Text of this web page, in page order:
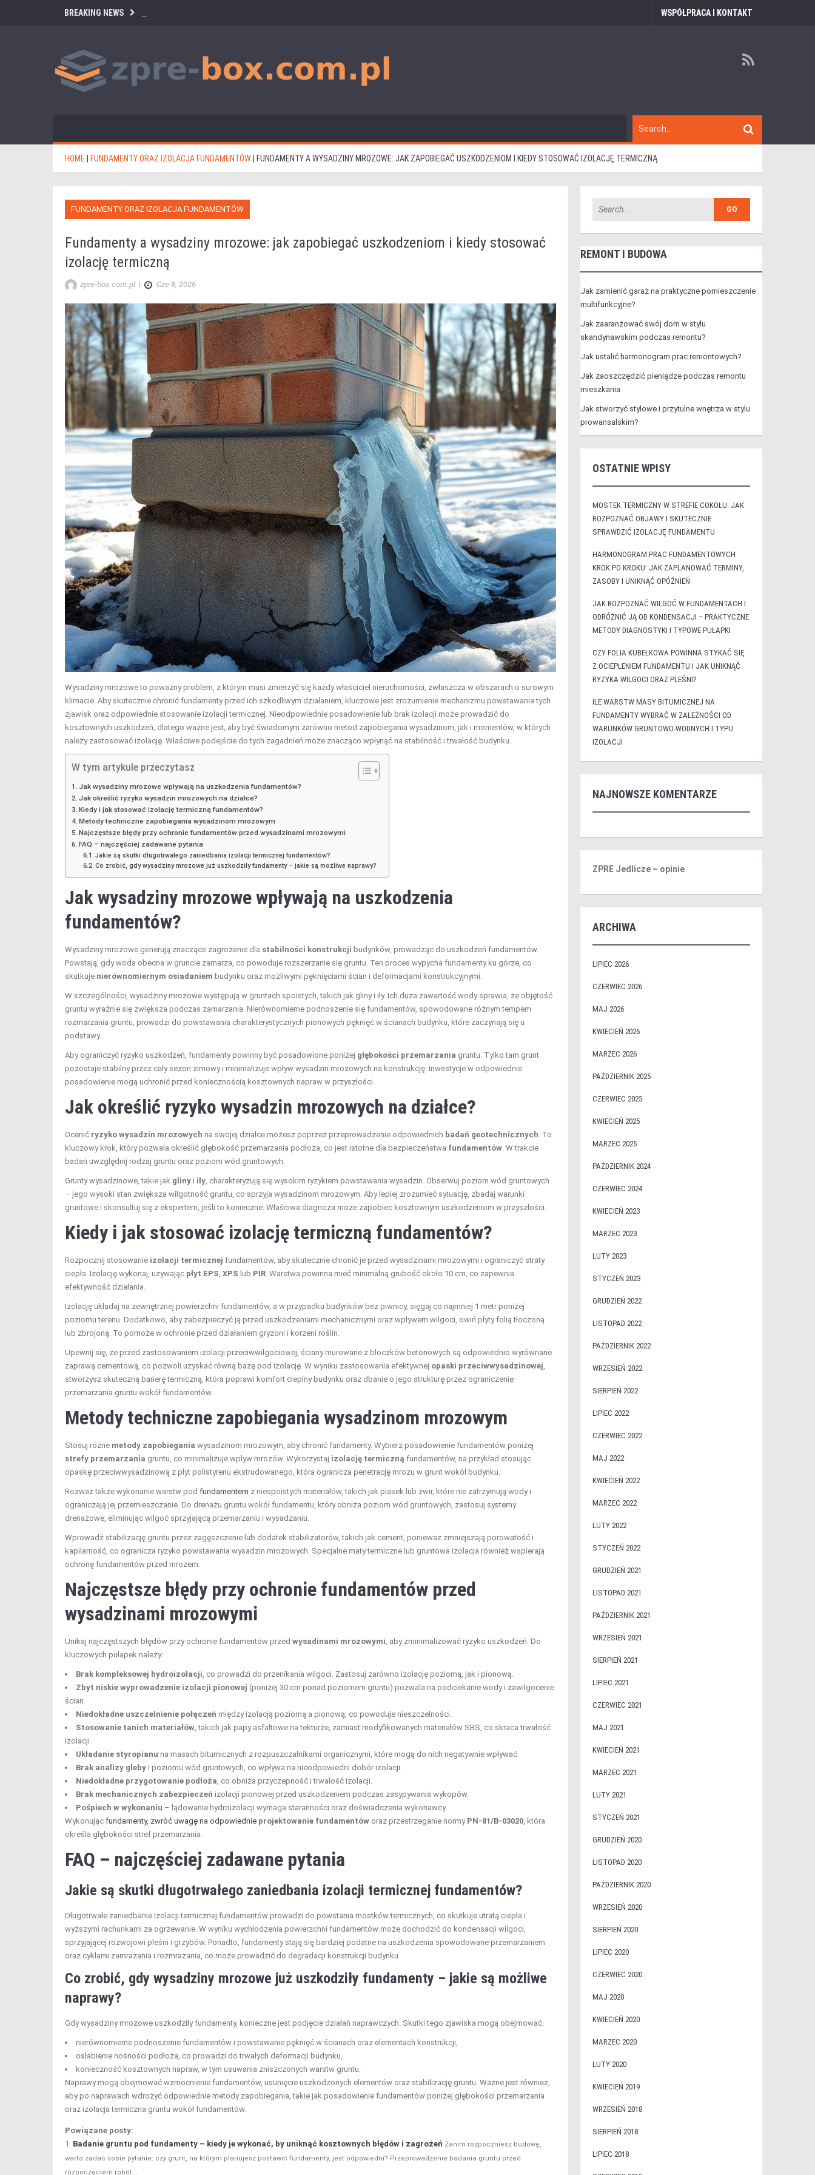
BREAKING NEWS WSPÓŁPRACA I KONTAKT
HOME FUNDAMENTY ORAZ IZOLACJA FUNDAMENTÓW FUNDAMENTY A WYSADZINY MROZOWE: JAK ZAPOBIEGAĆ USZKODZENIOM I KIEDY STOSOWAĆ IZOLACJĘ TERMICZNĄ
FUNDAMENTY ORAZ IZOLACJA FUNDAMENTÓW
Fundamenty a wysadziny mrozowe: jak zapobiegać uszkodzeniom i kiedy stosować
izolację termiczną
zpre-box.com.pl | Cze 8, 2026
Wysadziny mrozowe to poważny problem, z którym musi zmierzyć się każdy właściciel nieruchomości, zwłaszcza w obszarach o surowym
klimacie. Aby skutecznie chronić fundamenty przed ich szkodliwym działaniem, kluczowe jest zrozumienie mechanizmu powstawania tych
zjawisk oraz odpowiednie stosowanie izolacji termicznej. Nieodpowiednie posadowienie lub brak izolacji może prowadzić do
kosztownych uszkodzeń, dlatego ważne jest, aby być świadomym zarówno metod zapobiegania wysadzinom, jak i momentów, w których
należy zastosować izolację. Właściwe podejście do tych zagadnień może znacząco wpłynąć na stabilność i trwałość budynku.
W tym artykule przeczytasz
Jak wysadziny mrozowe wpływają na uszkodzenia fundamentów?
Jak określić ryzyko wysadzin mrozowych na działce?
Kiedy i jak stosować izolację termiczną fundamentów?
Metody techniczne zapobiegania wysadzinom mrozowym
Najczęstsze błędy przy ochronie fundamentów przed wysadzinami mrozowymi
FAQ – najczęściej zadawane pytania
Jakie są skutki długotrwałego zaniedbania izolacji termicznej fundamentów?
Co zrobić, gdy wysadziny mrozowe już uszkodziły fundamenty – jakie są możliwe naprawy?
Jak wysadziny mrozowe wpływają na uszkodzenia
fundamentów?
Wysadziny mrozowe generują znaczące zagrożenie dla stabilności konstrukcji budynków, prowadząc do uszkodzeń fundamentów.
Powstają, gdy woda obecna w gruncie zamarza, co powoduje rozszerzanie się gruntu. Ten proces wypycha fundamenty ku górze, co
skutkuje nierównomiernym osiadaniem budynku oraz możliwymi pęknięciami ścian i deformacjami konstrukcyjnymi.
W szczególności, wysadziny mrozowe występują w gruntach spoistych, takich jak gliny i iły. Ich duża zawartość wody sprawia, że objętość
gruntu wyraźnie się zwiększa podczas zamarzania. Nierównomierne podnoszenie się fundamentów, spowodowane różnym tempem
rozmarzania gruntu, prowadzi do powstawania charakterystycznych pionowych pęknięć w ścianach budynku, które zaczynają się u
podstawy.
Aby ograniczyć ryzyko uszkodzeń, fundamenty powinny być posadowione poniżej głębokości przemarzania gruntu. Tylko tam grunt
pozostaje stabilny przez cały sezon zimowy i minimalizuje wpływ wysadzin mrozowych na konstrukcję. Inwestycje w odpowiednie
posadowienie mogą uchronić przed koniecznością kosztownych napraw w przyszłości.
Jak określić ryzyko wysadzin mrozowych na działce?
Ocenić ryzyko wysadzin mrozowych na swojej działce możesz poprzez przeprowadzenie odpowiednich badań geotechnicznych. To
kluczowy krok, który pozwala określić głębokość przemarzania podłoża, co jest istotne dla bezpieczeństwa fundamentów. W trakcie
badań uwzględnij rodzaj gruntu oraz poziom wód gruntowych.
Grunty wysadzinowe, takie jak gliny i iły, charakteryzują się wysokim ryzykiem powstawania wysadzin. Obserwuj poziom wód gruntowych
– jego wysoki stan zwiększa wilgotność gruntu, co sprzyja wysadzinom mrozowym. Aby lepiej zrozumieć sytuację, zbadaj warunki
gruntowe i skonsultuj się z ekspertem, jeśli to konieczne. Właściwa diagnoza może zapobiec kosztownym uszkodzeniom w przyszłości.
Kiedy i jak stosować izolację termiczną fundamentów?
Rozpocznij stosowanie izolacji termicznej fundamentów, aby skutecznie chronić je przed wysadzinami mrozowymi i ograniczyć straty
ciepła. Izolację wykonaj, używając płyt EPS, XPS lub PIR. Warstwa powinna mieć minimalną grubość około 10 cm, co zapewnia
efektywność działania.
Izolację układaj na zewnętrznej powierzchni fundamentów, a w przypadku budynków bez piwnicy, sięgaj co najmniej 1 metr poniżej
poziomu terenu. Dodatkowo, aby zabezpieczyć ją przed uszkodzeniami mechanicznymi oraz wpływem wilgoci, owiń płyty folią tłoczoną
lub zbrojoną. To pomoże w ochronie przed działaniem gryzoni i korzeni roślin.
Upewnij się, że przed zastosowaniem izolacji przeciwwilgociowej, ściany murowane z bloczków betonowych są odpowiednio wyrównane
zaprawą cementową, co pozwoli uzyskać równą bazę pod izolację. W wyniku zastosowania efektywnej opaski przeciwwysadzinowej,
stworzysz skuteczną barierę termiczną, która poprawi komfort cieplny budynku oraz dbanie o jego strukturę przez ograniczenie
przemarzania gruntu wokół fundamentów.
Metody techniczne zapobiegania wysadzinom mrozowym
Stosuj różne metody zapobiegania wysadzinom mrozowym, aby chronić fundamenty. Wybierz posadowienie fundamentów poniżej
strefy przemarzania gruntu, co minimalizuje wpływ mrozów. Wykorzystaj izolację termiczną fundamentów, na przykład stosując
opaskę przeciwwysadzinową z płyt polistyrenu ekstrudowanego, która ogranicza penetrację mrozu w grunt wokół budynku.
Rozważ także wykonanie warstw pod fundamentem z niespoistych materiałów, takich jak piasek lub żwir, które nie zatrzymują wody i
ograniczają jej przemieszczanie. Do drenażu gruntu wokół fundamentu, który obniża poziom wód gruntowych, zastosuj systemy
drenażowe, eliminując wilgoć sprzyjającą przemarzaniu i wysadzaniu.
Wprowadź stabilizację gruntu przez zagęszczenie lub dodatek stabilizatorów, takich jak cement, ponieważ zmniejszają porowatość i
kapilarność, co ogranicza ryzyko powstawania wysadzin mrozowych. Specjalne maty termiczne lub gruntowa izolacja również wspierają
ochronę fundamentów przed mrozem.
Najczęstsze błędy przy ochronie fundamentów przed
wysadzinami mrozowymi
Unikaj najczęstszych błędów przy ochronie fundamentów przed wysadinami mrozowymi, aby zminimalizować ryzyko uszkodzeń. Do
kluczowych pułapek należy:
Brak kompleksowej hydroizolacji, co prowadzi do przenikania wilgoci. Zastosuj zarówno izolację poziomą, jak i pionową.
Zbyt niskie wyprowadzenie izolacji pionowej (poniżej 30 cm ponad poziomem gruntu) pozwala na podciekanie wody i zawilgocenie
ścian.
Niedokładne uszczelnienie połączeń między izolacją poziomą a pionową, co powoduje nieszczelności.
Stosowanie tanich materiałów, takich jak papy asfaltowe na tekturze, zamiast modyfikowanych materiałów SBS, co skraca trwałość
izolacji.
Układanie styropianu na masach bitumicznych z rozpuszczalnikami organicznymi, które mogą do nich negatywnie wpływać.
Brak analizy gleby i poziomu wód gruntowych, co wpływa na nieodpowiedni dobór izolacji.
Niedokładne przygotowanie podłoża, co obniża przyczepność i trwałość izolacji.
Brak mechanicznych zabezpieczeń izolacji pionowej przed uszkodzeniem podczas zasypywania wykopów.
Pośpiech w wykonaniu – lądowanie hydroizolacji wymaga staranności oraz doświadczenia wykonawcy.
Wykonując fundamenty, zwróć uwagę na odpowiednie projektowanie fundamentów oraz przestrzeganie normy PN-81/B-03020, która
określa głębokości stref przemarzania.
FAQ – najczęściej zadawane pytania
Jakie są skutki długotrwałego zaniedbania izolacji termicznej fundamentów?
Długotrwałe zaniedbanie izolacji termicznej fundamentów prowadzi do powstania mostków termicznych, co skutkuje utratą ciepła i
wyższymi rachunkami za ogrzewanie. W wyniku wychłodzenia powierzchni fundamentów może dochodzić do kondensacji wilgoci,
sprzyjającej rozwojowi pleśni i grzybów. Ponadto, fundamenty stają się bardziej podatne na uszkodzenia spowodowane przemarzaniem
oraz cyklami zamrażania i rozmrażania, co może prowadzić do degradacji konstrukcji budynku.
Co zrobić, gdy wysadziny mrozowe już uszkodziły fundamenty – jakie są możliwe
naprawy?
Gdy wysadziny mrozowe uszkodziły fundamenty, konieczne jest podjęcie działań naprawczych. Skutki tego zjawiska mogą obejmować:
nierównomierne podnoszenie fundamentów i powstawanie pęknięć w ścianach oraz elementach konstrukcji,
osłabienie nośności podłoża, co prowadzi do trwałych deformacji budynku,
konieczność kosztownych napraw, w tym usuwania zniszczonych warstw gruntu.
Naprawy mogą obejmować wzmocnienie fundamentów, usunięcie uszkodzonych elementów oraz stabilizację gruntu. Ważne jest również,
aby po naprawach wdrożyć odpowiednie metody zapobiegania, takie jak posadowienie fundamentów poniżej głębokości przemarzania
oraz izolacja termiczna gruntu wokół fundamentów.
Powiązane posty:
Badanie gruntu pod fundamenty – kiedy je wykonać, by uniknąć kosztownych błędów i zagrożeń Zanim rozpoczniesz budowę,
warto zadać sobie pytanie: czy grunt, na którym planujesz postawić fundamenty, jest odpowiedni? Przeprowadzenie badania gruntu przed
rozpoczęciem robót...
REMONT I BUDOWA
Jak zamienić garaż na praktyczne pomieszczenie
multifunkcyjne?
Jak zaaranżować swój dom w stylu
skandynawskim podczas remontu?
Jak ustalić harmonogram prac remontowych?
Jak zaoszczędzić pieniądze podczas remontu
mieszkania
Jak stworzyć stylowe i przytulne wnętrza w stylu
prowansalskim?
OSTATNIE WPISY
MOSTEK TERMICZNY W STREFIE COKOŁU: JAK
ROZPOZNAĆ OBJAWY I SKUTECZNIE
SPRAWDZIĆ IZOLACJĘ FUNDAMENTU
HARMONOGRAM PRAC FUNDAMENTOWYCH
KROK PO KROKU: JAK ZAPLANOWAĆ TERMINY,
ZASOBY I UNIKNĄĆ OPÓŹNIEŃ
JAK ROZPOZNAĆ WILGOĆ W FUNDAMENTACH I
ODRÓŻNIĆ JĄ OD KONDENSACJI – PRAKTYCZNE
METODY DIAGNOSTYKI I TYPOWE PUŁAPKI
CZY FOLIA KUBEŁKOWA POWINNA STYKAĆ SIĘ
Z OCIEPLENIEM FUNDAMENTU I JAK UNIKNĄĆ
RYZYKA WILGOCI ORAZ PLEŚNI?
ILE WARSTW MASY BITUMICZNEJ NA
FUNDAMENTY WYBRAĆ W ZALEŻNOŚCI OD
WARUNKÓW GRUNTOWO-WODNYCH I TYPU
IZOLACJI
NAJNOWSZE KOMENTARZE
ZPRE Jedlicze – opinie
ARCHIWA
LIPIEC 2026
CZERWIEC 2026
MAJ 2026
KWIECIEŃ 2026
MARZEC 2026
PAŹDZIERNIK 2025
CZERWIEC 2025
KWIECIEŃ 2025
MARZEC 2025
PAŹDZIERNIK 2024
CZERWIEC 2024
KWIECIEŃ 2023
MARZEC 2023
LUTY 2023
STYCZEŃ 2023
GRUDZIEŃ 2022
LISTOPAD 2022
PAŹDZIERNIK 2022
WRZESIEŃ 2022
SIERPIEŃ 2022
LIPIEC 2022
CZERWIEC 2022
MAJ 2022
KWIECIEŃ 2022
MARZEC 2022
LUTY 2022
STYCZEŃ 2022
GRUDZIEŃ 2021
LISTOPAD 2021
PAŹDZIERNIK 2021
WRZESIEŃ 2021
SIERPIEŃ 2021
LIPIEC 2021
CZERWIEC 2021
MAJ 2021
KWIECIEŃ 2021
MARZEC 2021
LUTY 2021
STYCZEŃ 2021
GRUDZIEŃ 2020
LISTOPAD 2020
PAŹDZIERNIK 2020
WRZESIEŃ 2020
SIERPIEŃ 2020
LIPIEC 2020
CZERWIEC 2020
MAJ 2020
KWIECIEŃ 2020
MARZEC 2020
LUTY 2020
KWIECIEŃ 2019
WRZESIEŃ 2018
SIERPIEŃ 2018
LIPIEC 2018